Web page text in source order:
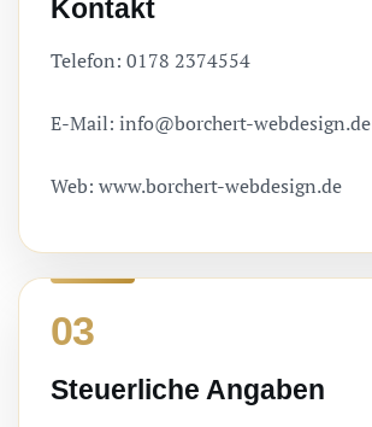
Kontakt
Telefon: 0178 2374554
E-Mail: info@borchert-webdesign.de
Web: www.borchert-webdesign.de
Steuerliche Angaben
03